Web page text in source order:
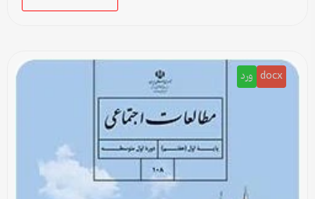
docx ورد